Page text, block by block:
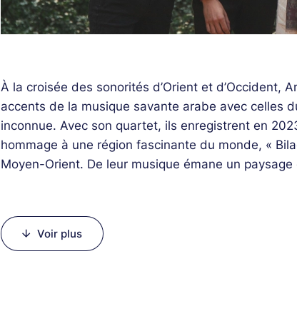
À la croisée des sonorités d’Orient et d’Occident,
accents de la musique savante arabe avec celles
inconnue. Avec son quartet, ils enregistrent en
hommage à une région fascinante du monde, «
Moyen-Orient. De leur musique émane un
Line-up :
Voir plus